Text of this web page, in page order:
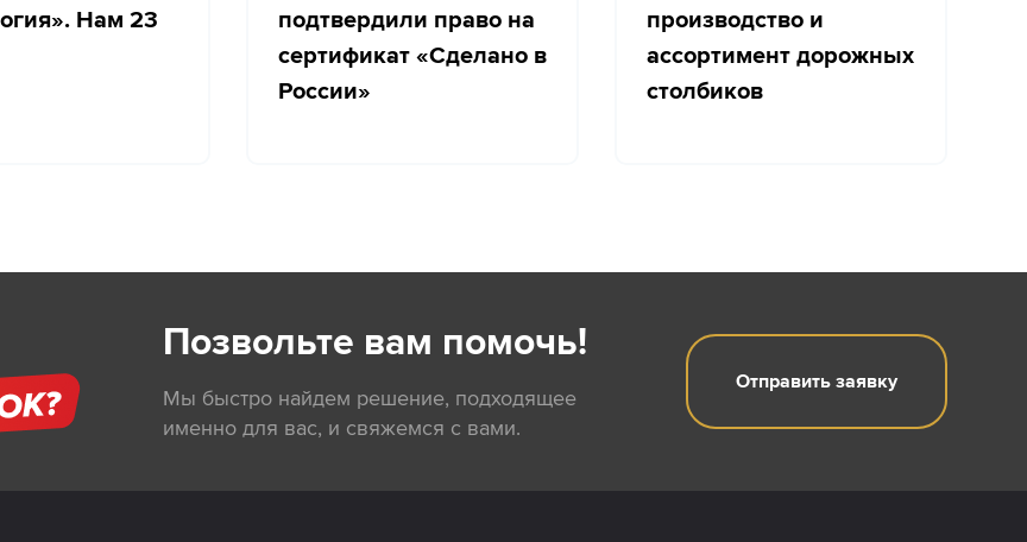
Нам 23
подтвердили право на
сертификат «Сделано в
России»
производство и
ассортимент дорожных
столбиков
Позвольте вам помочь!
Мы быстро найдем решение, подходящее
именно для вас, и свяжемся с вами.
Отправить заявку